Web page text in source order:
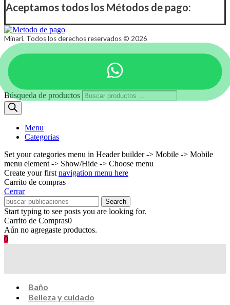
Aceptamos todos los Métodos de pago:
Minari. Todos los derechos reservados © 2026
Búsqueda de productos
Menu
Categorias
Set your categories menu in Header builder -> Mobile -> Mobile
menu element -> Show/Hide -> Choose menu
Create your first navigation menu here
Carrito de compras
Cerrar
Search
Start typing to see posts you are looking for.
Carrito de Compras0
Aún no agregaste productos.
0
Baño
Belleza y cuidado